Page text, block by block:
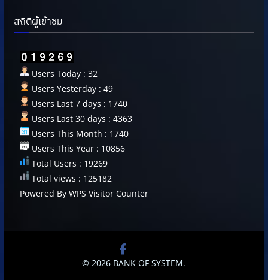
สถิติผู้เข้าชม
Users Today : 32
Users Yesterday : 49
Users Last 7 days : 1740
Users Last 30 days : 4363
Users This Month : 1740
Users This Year : 10856
Total Users : 19269
Total views : 125182
Powered By WPS Visitor Counter
© 2026 BANK OF SYSTEM.